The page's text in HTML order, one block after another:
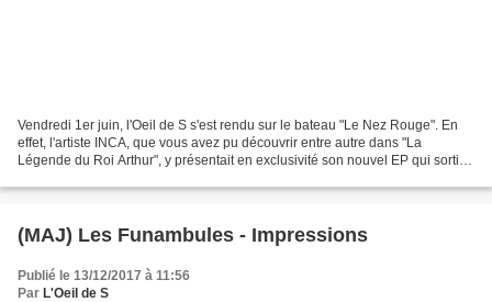
Vendredi 1er juin, l'Oeil de S s'est rendu sur le bateau "Le Nez Rouge". En
effet, l'artiste INCA, que vous avez pu découvrir entre autre dans "La
Légende du Roi Arthur", y présentait en exclusivité son nouvel EP qui sortira
(MAJ) Les Funambules - Impressions
Publié le 13/12/2017 à 11:56
Par L'Oeil de S